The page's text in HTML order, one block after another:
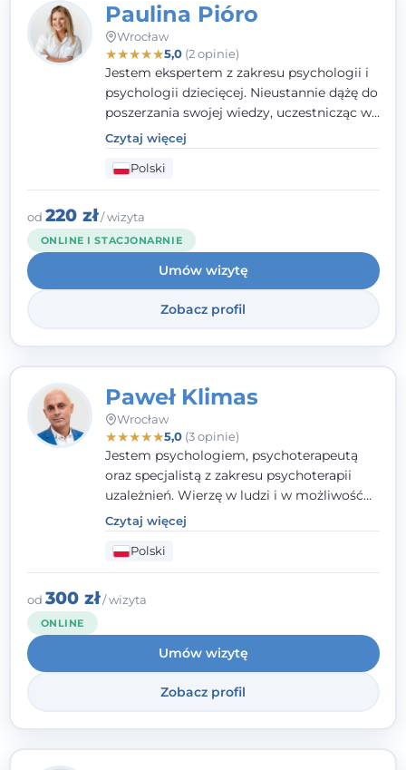
Paulina Pióro
Wrocław
★★★★★5,0(2 opinie)
Jestem ekspertem z zakresu psychologii i
psychologii dziecięcej. Nieustannie dążę do
poszerzania swojej wiedzy, uczestnicząc w
różnorodnych szkoleniach. Pracując z
dziećmi, młodzieżą i młodymi dorosłymi
niezwykle ważne jest dla mnie poczucie
bezpieczeństwa, zrozumienia oraz wolności
w wyrażaniu swojego zdania. Kieruję się
etyką zawodową, wierząc, że każdy
człowiek powinien otrzymać wsparcie i
pomoc, by poradzić sobie ze swoimi
problemami.
Czytaj więcej
Polski
od 220 zł/ wizyta
ONLINE I STACJONARNIE
Umów wizytę
Zobacz profil
Paweł Klimas
Wrocław
★★★★★5,0(3 opinie)
Jestem psychologiem, psychoterapeutą
oraz specjalistą z zakresu psychoterapii
uzależnień. Wierzę w ludzi i w możliwość
wprowadzenia zmian w ich życiu. Bardzo
często przekonuje się o tym, że każdy z nas,
w tym Ty i ja, ma wpływ na swoje
szczęście. Należy uwierzyć w siebie i działać
w obranym kierunku.
Czytaj więcej
Polski
od 300 zł/ wizyta
ONLINE
Umów wizytę
Zobacz profil